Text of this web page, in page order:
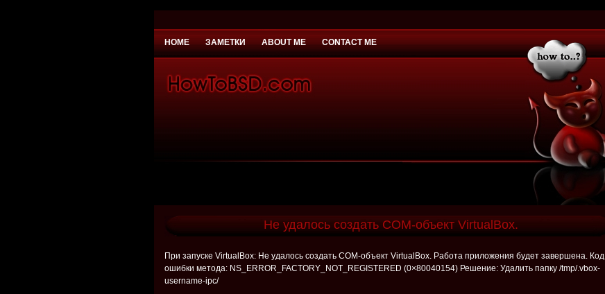
HOME ЗАМЕТКИ ABOUT ME CONTACT ME
Не удалось создать COM-объект VirtualBox.
При запуске VirtualBox: Не удалось создать COM-объект VirtualBox. Работа приложения будет завершена. Код
ошибки метода: NS_ERROR_FACTORY_NOT_REGISTERED (0×80040154) Решение: Удалить папку /tmp/.vbox-
username-ipc/